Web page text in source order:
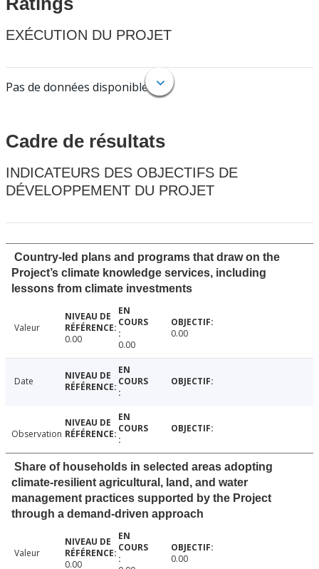
EXÉCUTION DU PROJET
Pas de données disponibles.
Cadre de résultats
INDICATEURS DES OBJECTIFS DE
DÉVELOPPEMENT DU PROJET
Country-led plans and programs that draw on the
Project’s climate knowledge services, including
lessons from climate investments
Valeur
0.00
0.00
0.00
Date
Observation
Share of households in selected areas adopting
climate-resilient agricultural, land, and water
management practices supported by the Project
through a demand-driven approach
Valeur
0.00
0.00